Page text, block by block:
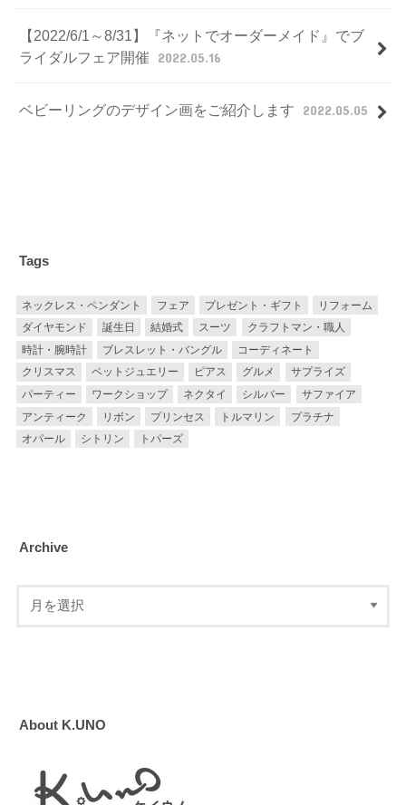
【2022/6/1～8/31】『ネットでオーダーメイド』でブ
ライダルフェア開催
2022.05.16
ベビーリングのデザイン画をご紹介します 2022.05.05
Tags
ネックレス・ペンダント フェア プレゼント・ギフト
リフォーム
ダイヤモンド
誕生日 結婚式 スーツ
クラフトマン・職人
時計・腕時計
ブレスレット・バングル
コーディネート
クリスマス
ペットジュエリー ピアス グルメ
サプライズ
パーティー
ワークショップ ネクタイ シルバー
サファイア
アンティーク
リボン プリンセス トルマリン
プラチナ
オパール
シトリン トパーズ
Archive
About K.UNO